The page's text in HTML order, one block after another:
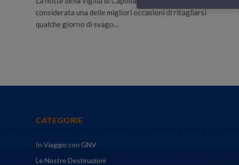
considerata una delle migliori occasioni di ritagliarsi
qualche giorno di svago…
CATEGORIE
In Viaggio con GNV
Le Nostre Destinazioni